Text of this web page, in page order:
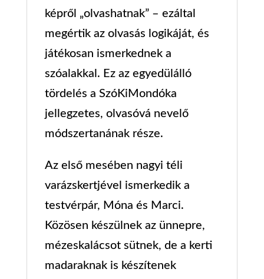
képről „olvashatnak” – ezáltal
megértik az olvasás logikáját, és
játékosan ismerkednek a
szóalakkal. Ez az egyedülálló
tördelés a SzóKiMondóka
jellegzetes, olvasóvá nevelő
módszertanának része.
Az első mesében nagyi téli
varázskertjével ismerkedik a
testvérpár, Móna és Marci.
Közösen készülnek az ünnepre,
mézeskalácsot sütnek, de a kerti
madaraknak is készítenek